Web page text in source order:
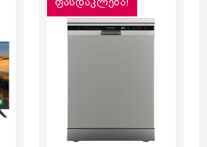
ფასდაკლება!